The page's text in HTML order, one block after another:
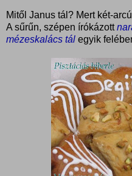
Mitől Janus tál? Mert két-
A sűrűn, szépen írókázott
mézeskalács tál egyik